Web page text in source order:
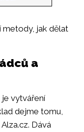
metody, jak dělat
a
vytváření
dejme tomu,
Dává